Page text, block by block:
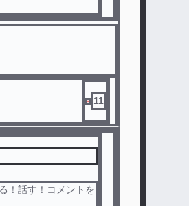
11
！話す！コメントを